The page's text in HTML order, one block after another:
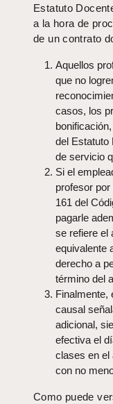
Estatuto
a la hora de
de un contrato
Aquellos
que no
casos, los
del Estatuto
de servicio
Si el
profesor
161 del
pagarle
se refiere el
equivalente
derecho a
término del
Finalmente,
causal
adicional,
efectiva el
clases en el
con no
Como puede